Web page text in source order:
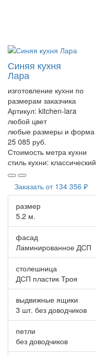
Синяя кухня
Лара
изготовление кухни по
размерам заказчика
Артикул: kitchen-lara
любой цвет
любые размеры и форма
25 085 руб.
Стоимость метра кухни
стиль кухни: классический
Заказать от 134 356 ₽
размер
5.2 м.
фасад
Ламинированное ДСП
столешница
ДСП пластик Троя
выдвижные ящики
3 шт. без доводчиков
петли
без доводчиков